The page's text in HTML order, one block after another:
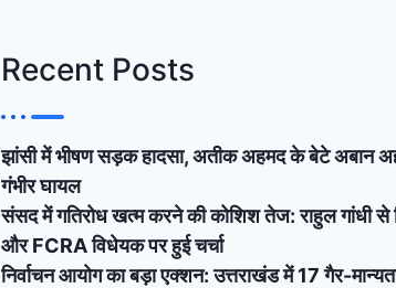
Recent Posts
झांसी में भीषण सड़क हादसा, अतीक अहमद के बेटे अबान
गंभीर घायल
संसद में गतिरोध खत्म करने की कोशिश तेज: राहुल गांधी से
और FCRA विधेयक पर हुई चर्चा
निर्वाचन आयोग का बड़ा एक्शन: उत्तराखंड में 17 गैर-